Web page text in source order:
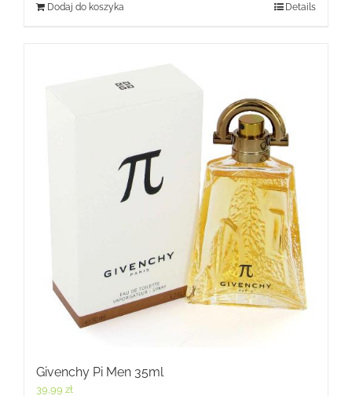
Dodaj do koszyka Details
Givenchy Pi Men 35ml
39,99 zł